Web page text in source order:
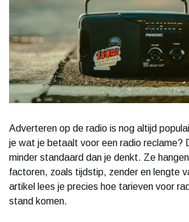
Adverteren op de radio is nog altijd
je wat je betaalt voor een radio reclame?
minder standaard dan je denkt. Ze
factoren, zoals tijdstip, zender en lengte
artikel lees je precies hoe tarieven voor
stand komen.